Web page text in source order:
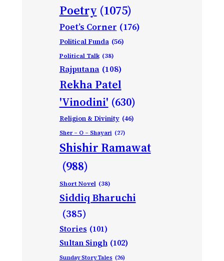
Poetry (1075)
Poet’s Corner (176)
Political Funda (56)
Political Talk (38)
Rajputana (108)
Rekha Patel
'Vinodini' (630)
Religion & Divinity (46)
Sher – O – Shayari (27)
Shishir Ramawat
(988)
Short Novel (38)
Siddiq Bharuchi
(385)
Stories (101)
Sultan Singh (102)
Sunday Story Tales (26)